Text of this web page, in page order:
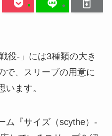
役-」には3種類の大き
で、スリーブの用意に
います。
ム『サイズ（scythe）-